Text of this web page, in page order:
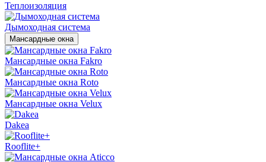
Теплоизоляция
Дымоходная система
Мансардные окна
Мансардные окна Fakro
Мансардные окна Roto
Мансардные окна Velux
Dakea
Rooflite+